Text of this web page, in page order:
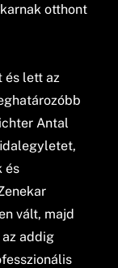
otthont
és lett az
Antal
és
vált, majd
addig